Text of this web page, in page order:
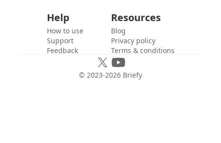
Help
How to use
Support
Feedback
Resources
Blog
Privacy policy
Terms & conditions
© 2023-2026 Briefy